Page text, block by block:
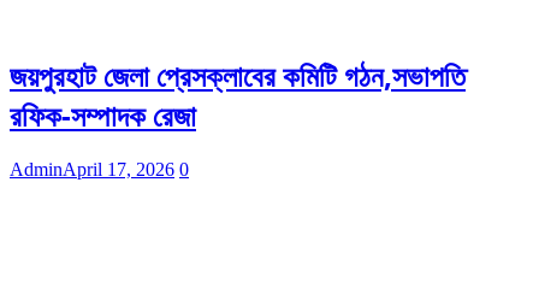
জয়পুরহাট জেলা প্রেসক্লাবের কমিটি গঠন,সভাপতি
রফিক-সম্পাদক রেজা
AdminApril 17, 2026 0